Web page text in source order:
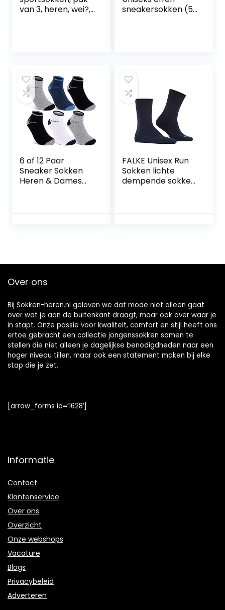
van 3, heren, wei?,
sneakersokken (5
6 of 12 Paar
Sneaker Sokken
Heren & Dames
FALKE Unisex Run
Sokken lichte
dempende sokken
Over ons
Bij Sokken-heren.nl geloven we dat mode niet alleen gaat
over wat je aan de buitenkant draagt, maar ook over waar je
in stapt. Onze passie voor kwaliteit, comfort en stijl heeft ons
ertoe gebracht een collectie jongenssokken samen te
stellen die niet alleen je dagelijkse benodigdheden naar een
hoger niveau tillen, maar ook een statement maken bij elke
stap die je zet.
[arrow_forms id=’1628′]
Informatie
Contact
Klantenservice
Over ons
Overzicht
Onze webshops
Vacature
Blogs
Privacybeleid
Adverteren